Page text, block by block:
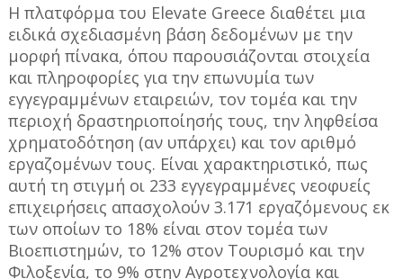
Η πλατφόρμα του Elevate Greece διαθέτει μια
ειδικά σχεδιασμένη βάση δεδομένων με την
μορφή πίνακα, όπου παρουσιάζονται στοιχεία
και πληροφορίες για την επωνυμία των
εγγεγραμμένων εταιρειών, τον τομέα και την
περιοχή δραστηριοποίησής τους, την ληφθείσα
χρηματοδότηση (αν υπάρχει) και τον αριθμό
εργαζομένων τους. Είναι χαρακτηριστικό, πως
αυτή τη στιγμή οι 233 εγγεγραμμένες νεοφυείς
επιχειρήσεις απασχολούν 3.171 εργαζόμενους εκ
των οποίων το 18% είναι στον τομέα των
Βιοεπιστημών, το 12% στον Τουρισμό και την
Φιλοξενία, το 9% στην Αγροτεχνολογία και